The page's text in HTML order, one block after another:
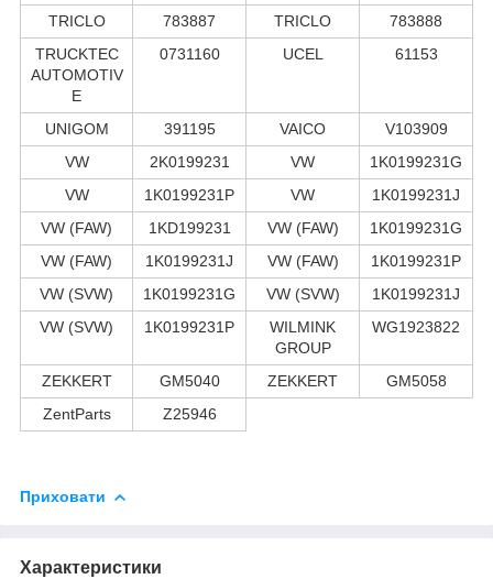
TRICLO
783887 TRICLO
783888
TRUCKTEC
AUTOMOTIV
E
0731160 UCEL 61153
UNIGOM 391195 VAICO
V103909
VW
2K0199231 VW
1K0199231G
VW
1K0199231P VW
1K0199231J
VW (FAW)
1KD199231 VW (FAW)
1K0199231G
VW (FAW)
1K0199231J VW (FAW)
1K0199231P
VW (SVW)
1K0199231G VW (SVW)
1K0199231J
VW (SVW)
1K0199231P
WILMINK
GROUP
WG1923822
ZEKKERT GM5040 ZEKKERT
GM5058
ZentParts
Z25946
Приховати
Характеристики